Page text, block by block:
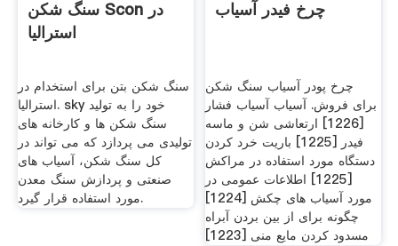
سنگ شکن Scon در
استرالیا
سنگ شکن بتن برای استخدام در
استرالیا. sky خود را به تولید
سنگ شکن ها و کارخانه های
تولیدی می پردازد که می تواند در
کل سنگ شکن، آسیاب های
صنعتی و پردازش سنگ معدن
مورد استفاده قرار گیرد.
چرخ فیدر آسیاب
چرخ پودر آسیاب سنگ شکن
برای فروش. آسیاب آسیاب فشار
[1226] ارتعاشی شن و ماسه
فیدر [1225] باریت خرد کردن
دستگاه مورد استفاده در مراکش
[1225] اطلاعات عمومی در
مورد آسیاب های چکش [1224]
چگونه برای از بین بردن آبراه
مسدود کردن مایع منی [1223]